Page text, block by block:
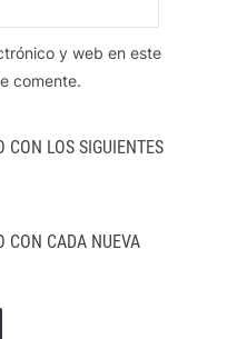
y web en este
comente.
CON LOS SIGUIENTES
CON CADA NUEVA